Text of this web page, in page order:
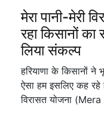
मेरा पानी-मेरी
रहा किसानों
लिया संकल्प
हरियाणा के किसानों
ऐसा हम इसलिए कह रहे
विरासत योजना